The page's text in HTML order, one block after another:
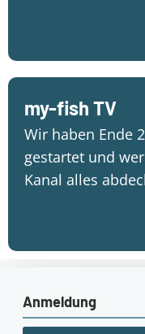
my-fish TV
Wir haben Ende
gestartet und
Kanal alles
Anmeldung